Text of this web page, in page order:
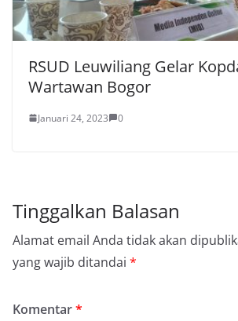
RSUD Leuwiliang Gelar
Wartawan Bogor
Januari 24, 2023 0
Tinggalkan Balasan
Alamat email Anda tidak akan
yang wajib ditandai *
Komentar*